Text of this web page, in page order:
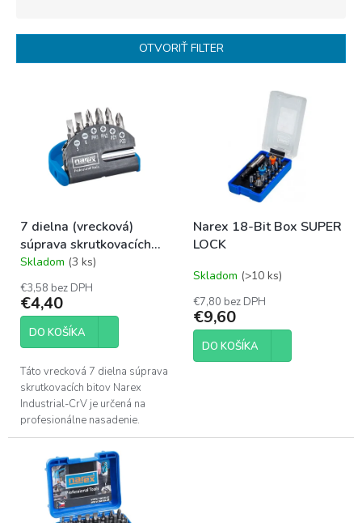
i
o
v
OTVORIŤ FILTER
d
u
k
t
o
v
7 dielna (vrecková)
súprava skrutkovacích
bitov Narex Industrial-
CrV
Priemerné
hodnotenie
produktu
je
5,0
hviezdičiek.
Skladom (3 ks)
€3,58 bez DPH
€4,40
DO KOŠÍKA
Táto vrecková 7 dielna súprava
skrutkovacích bitov Narex
Industrial-CrV je určená na
profesionálne nasadenie.
Narex 18-Bit Box SUPER
LOCK
Skladom (>10 ks)
€7,80 bez DPH
€9,60
DO KOŠÍKA